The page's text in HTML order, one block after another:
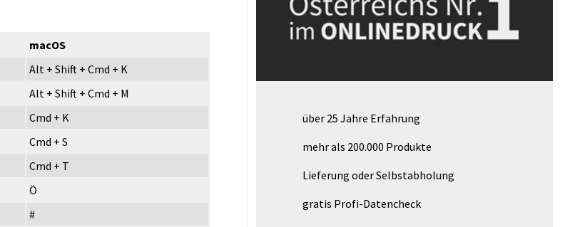
macOS
Alt + Shift + Cmd + K
Alt + Shift + Cmd + M
Cmd + K
Cmd + S
Cmd + T
Ö
#
über 25 Jahre Erfahrung
mehr als 200.000 Produkte
Lieferung oder Selbstabholung
gratis Profi-Datencheck